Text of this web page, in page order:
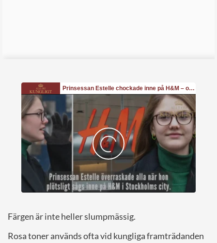
Färgen är inte heller slumpmässig.
Rosa toner används ofta vid kungliga framträdanden